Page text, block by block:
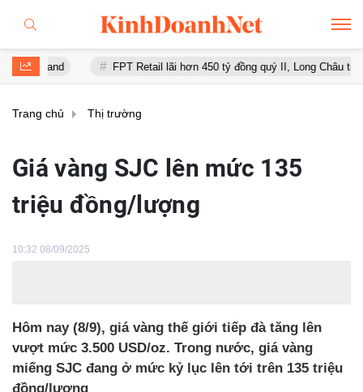
FPT Retail lãi hơn 450 tỷ đồng quý II, Long Châu tiếp tục là
Trang chủ Thị trường
Giá vàng SJC lên mức 135
triệu đồng/lượng
10:32 08/09/2025
Hôm nay (8/9), giá vàng thế giới tiếp đà tăng lên
vượt mức 3.500 USD/oz. Trong nước, giá vàng
miếng SJC đang ở mức kỷ lục lên tới trên 135 triệu
đồng/lượng